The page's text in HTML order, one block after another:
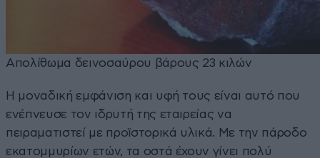
Απολίθωμα δεινοσαύρου βάρους 23 κιλών
Η μοναδική εμφάνιση και υφή τους είναι αυτό που
ενέπνευσε τον ιδρυτή της εταιρείας να
πειραματιστεί με προϊστορικά υλικά. Με την πάροδο
εκατομμυρίων ετών, τα οστά έχουν γίνει πολύ